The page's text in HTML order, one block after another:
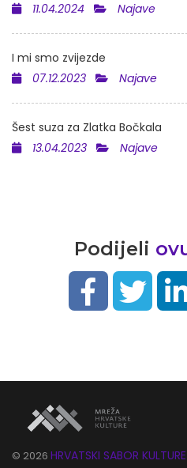
11.04.2024
Najave
I mi smo zvijezde
07.12.2023
Najave
Šest suza za Zlatka Bočkala
13.04.2023
Najave
Podijeli
© 2026 HRVATSKI SABOR KULTURE